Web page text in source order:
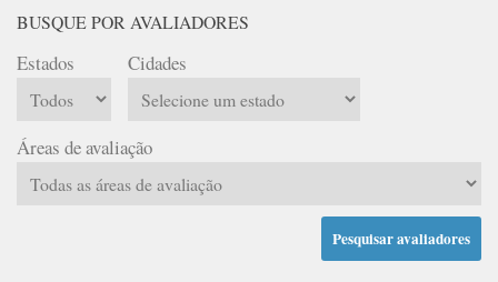
BUSQUE POR AVALIADORES
Estados Cidades
Áreas de avaliação